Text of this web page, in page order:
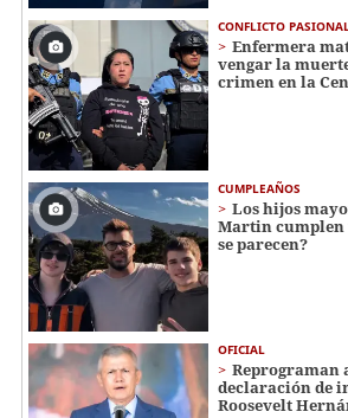
CONFLICTO
Enfermera
vengar la
crimen en la
CUMPLEAÑOS
Los hijos
Martin cumplen
se parecen?
OFICIAL
Reprograman
declaración de
Roosevelt